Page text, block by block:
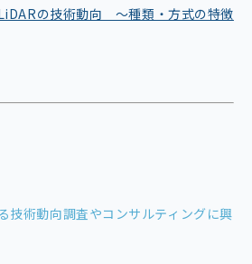
の技術動向 ～種類・方式の特徴
技術動向調査やコンサルティングに興